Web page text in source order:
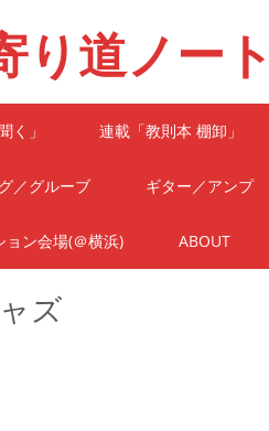
り道ノート
く」 連載「教則本 棚卸」
／グルーブ ギター／アンプ
ョン会場(＠横浜) ABOUT
ズ